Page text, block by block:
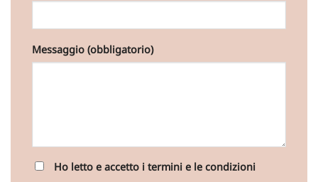
Messaggio (obbligatorio)
Ho letto e accetto i termini e le condizioni